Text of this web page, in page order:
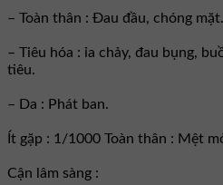
– Toàn thân : Đau đầu, chóng mặt.
– Tiêu hóa : ỉa chảy, đau bụng,
tiêu.
– Da : Phát ban.
Ít gặp : 1/1000 Toàn thân : Mệt
Cận lâm sàng :